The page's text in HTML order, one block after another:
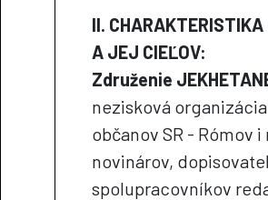
II. CHARAKTERISTIKA
A JEJ CIEĽOV:
Združenie
nezisková
občanov SR - Rómov
novinárov,
spolupracovníkov